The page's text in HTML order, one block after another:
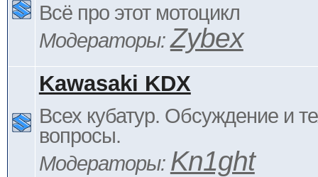
Всё про этот мотоцикл
Модераторы:Zybex
Kawasaki KDX
Всех кубатур. Обсуждение и
вопросы.
Модераторы: Kn1ght